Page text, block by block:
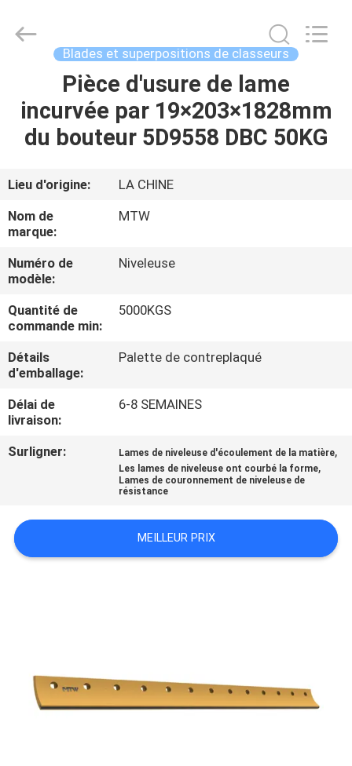
MAISON
PRODUITS
VIDÉOS
AU
SUJET
DE
NOUS
VISITE
CONTRÔLE
CONTACTEZ-
DEMANDEZ
UNE
WEAR
PARTS
Blades et superpositions de classeurs
Pièce d'usure de lame
incurvée par 19×203×1828mm
du bouteur 5D9558 DBC 50KG
Lieu d'origine:
LA CHINE
Nom de
marque:
MTW
Numéro de
modèle:
Niveleuse
Quantité de
commande min:
5000KGS
Détails
d'emballage:
Palette de contreplaqué
Délai de
livraison:
6-8 SEMAINES
Surligner: Lames de niveleuse d'écoulement de la matière,
Les lames de niveleuse ont courbé la forme,
Lames de couronnement de niveleuse de
résistance
MEILLEUR PRIX